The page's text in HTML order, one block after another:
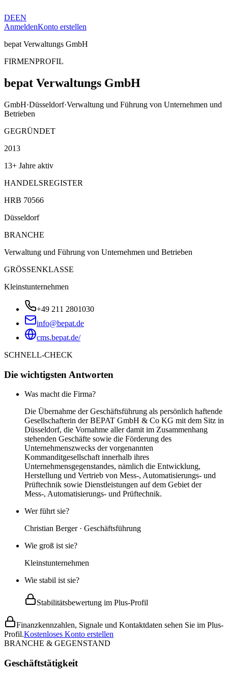
DEEN
AnmeldenKonto erstellen
bepat Verwaltungs GmbH
FIRMENPROFIL
bepat Verwaltungs GmbH
GmbH·Düsseldorf·Verwaltung und Führung von Unternehmen und
Betrieben
GEGRÜNDET
2013
13+ Jahre aktiv
HANDELSREGISTER
HRB 70566
Düsseldorf
BRANCHE
Verwaltung und Führung von Unternehmen und Betrieben
GRÖSSENKLASSE
Kleinstunternehmen
+49 211 2801030
info@bepat.de
cms.bepat.de/
SCHNELL-CHECK
Die wichtigsten Antworten
Was macht die Firma?
Die Übernahme der Geschäftsführung als persönlich haftende
Gesellschafterin der BEPAT GmbH & Co KG mit dem Sitz in
Düsseldorf, die Vornahme aller damit im Zusammenhang
stehenden Geschäfte sowie die Förderung des
Unternehmenszwecks der vorgenannten
Kommanditgesellschaft innerhalb ihres
Unternehmensgegenstandes, nämlich die Entwicklung,
Herstellung und Vertrieb von Mess-, Automatisierungs- und
Prüftechnik sowie Dienstleistungen auf dem Gebiet der
Mess-, Automatisierungs- und Prüftechnik.
Wer führt sie?
Christian Berger · Geschäftsführung
Wie groß ist sie?
Kleinstunternehmen
Wie stabil ist sie?
Stabilitätsbewertung im Plus-Profil
Finanzkennzahlen, Signale und Kontaktdaten sehen Sie im Plus-
Profil.Kostenloses Konto erstellen
BRANCHE & GEGENSTAND
Geschäftstätigkeit